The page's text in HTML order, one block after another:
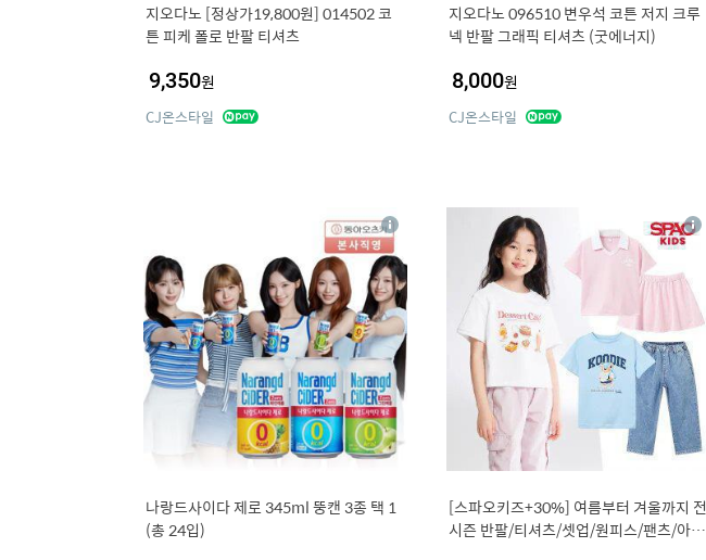
지오다노 [정상가19,800원] 014502 코
튼 피케 폴로 반팔 티셔츠
9,350원
CJ온스타일
지오다노 096510 변우석 코튼 저지 크루
넥 반팔 그래픽 티셔츠 (굿에너지)
8,000원
CJ온스타일
나랑드사이다 제로 345ml 뚱캔 3종 택 1
(총 24입)
상
세
10
[스파오키즈+30%] 여름부터 겨울까지 전
시즌 반팔/티셔츠/셋업/원피스/팬츠/아우
상